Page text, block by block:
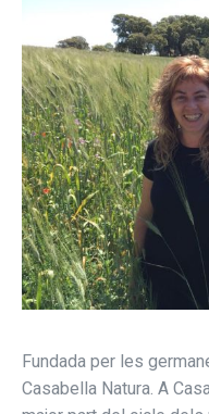
Fundada per les
Casabella Natura. A